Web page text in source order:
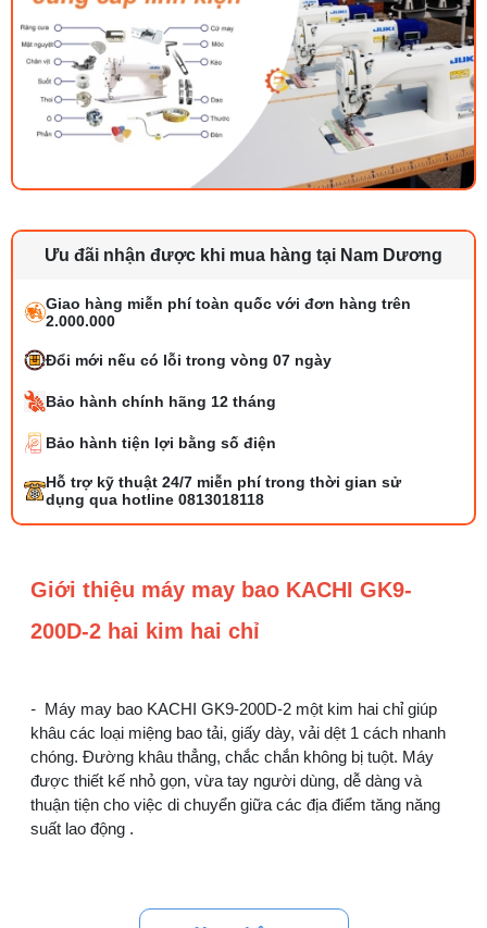
Ưu đãi nhận được khi mua hàng tại Nam Dương
Giao hàng miễn phí toàn quốc với đơn hàng trên
2.000.000
Đổi mới nếu có lỗi trong vòng 07 ngày
Bảo hành chính hãng 12 tháng
Bảo hành tiện lợi bằng số điện
Hỗ trợ kỹ thuật 24/7 miễn phí trong thời gian sử
dụng qua hotline 0813018118
Giới thiệu máy may bao KACHI GK9-
200D-2 hai kim hai chỉ
- Máy may bao KACHI GK9-200D-2 một kim hai chỉ giúp
khâu các loại miệng bao tải, giấy dày, vải dệt 1 cách nhanh
chóng. Đường khâu thẳng, chắc chắn không bị tuột. Máy
được thiết kế nhỏ gọn, vừa tay người dùng, dễ dàng và
thuận tiện cho việc di chuyển giữa các địa điểm tăng năng
suất lao động .
Bộ phụ trợ kéo vải máy may là gì? Công
dụng và cách lắp
đáng mua
21/07/2026 09:08 AM
Cách vệ sinh máy cắt nhiệt dây đai an toàn,
dễ làm
08/08/2026 08:58 AM
05/08/2026 10:52 AM